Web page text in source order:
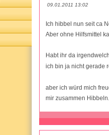
09.01.2011 13:02
Ich hibbel nun seit ca
Aber ohne Hilfsmittel
Habt ihr da
ich bin ja nicht gerade
aber ich würd mich
mir zusammen Hibbeln.